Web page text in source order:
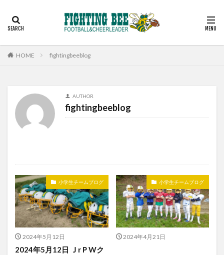
HOME fightingbeeblog
AUTHOR
fightingbeeblog
小学生チームブログ
2024年5月12日
2024年5月12日 ＪrＰWク
小学生チームブログ
2024年4月21日
カテゴリー